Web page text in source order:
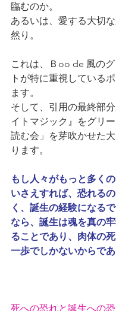
臨むのか。
あるいは、愛する大切
然り。
これは、Ｂoo de 風の
トが特に重視している
ます。
そして、引用の最終部
イトマジック』をグリ
読む会」を芽吹かせた
ります。
もし人々がもっと多く
いさえすれば、恐れる
く、誕生の経験になる
なら、誕生は魂を真の
ることであり、肉体の
一歩でしかないからであ
死への恐れと誕生への